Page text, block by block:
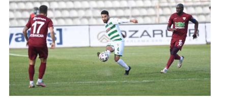
SİYASET
EĞİTİM
GALERİ
VİDEO
YAZARLAR